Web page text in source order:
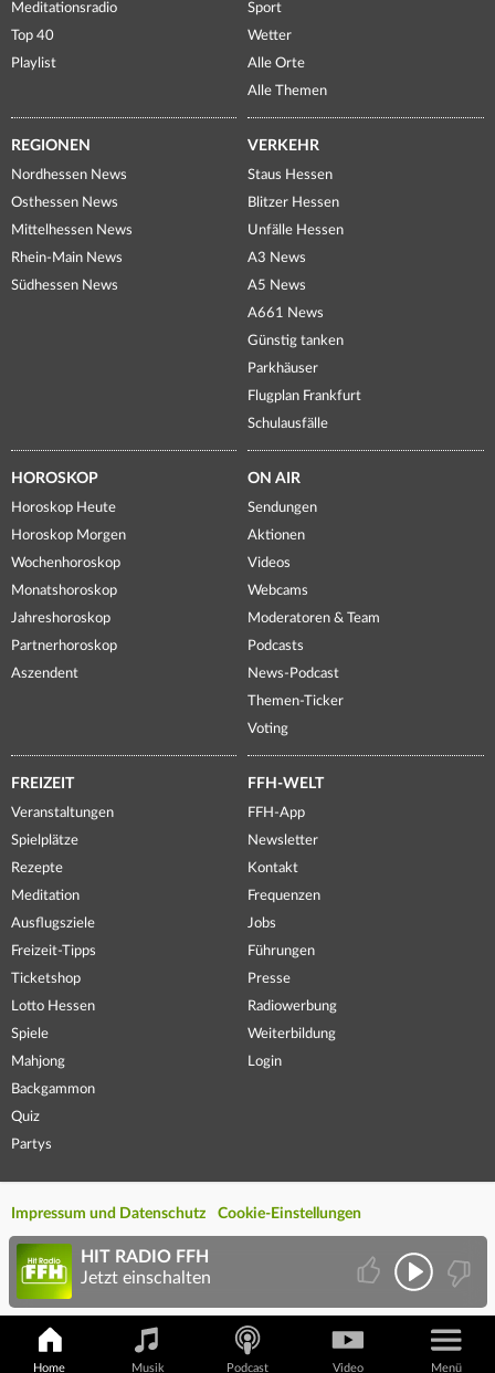
Meditationsradio
Top 40
Playlist
Sport
Wetter
Alle Orte
Alle Themen
REGIONEN
Nordhessen News
Osthessen News
Mittelhessen News
Rhein-Main News
Südhessen News
VERKEHR
Staus Hessen
Blitzer Hessen
Unfälle Hessen
A3 News
A5 News
A661 News
Günstig tanken
Parkhäuser
Flugplan Frankfurt
Schulausfälle
HOROSKOP
Horoskop Heute
Horoskop Morgen
Wochenhoroskop
Monatshoroskop
Jahreshoroskop
Partnerhoroskop
Aszendent
ON AIR
Sendungen
Aktionen
Videos
Webcams
Moderatoren & Team
Podcasts
News-Podcast
Themen-Ticker
Voting
FREIZEIT
Veranstaltungen
Spielplätze
Rezepte
Meditation
Ausflugsziele
Freizeit-Tipps
Ticketshop
Lotto Hessen
Spiele
Mahjong
Backgammon
Quiz
Partys
FFH-WELT
FFH-App
Newsletter
Kontakt
Frequenzen
Jobs
Führungen
Presse
Radiowerbung
Weiterbildung
Login
Impressum und Datenschutz Cookie-Einstellungen
Home Musik Podcast Video Menü
HIT RADIO FFH
Jetzt einschalten